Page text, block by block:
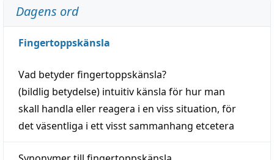
Dagens ord
Fingertoppskänsla
Vad betyderfingertoppskänsla?
(bildlig betydelse) intuitiv känsla för hur man
skall handla eller reagera i en viss situation, för
det väsentliga i ett visstsammanhang etcetera